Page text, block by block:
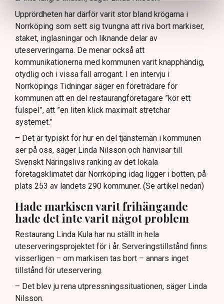
Upprördheten har därför varit stor bland krögarna i
Norrköping som sett sig tvungna att riva bort markiser,
staket, inglasningar och liknande delar av
uteserveringarna. De menar också att
kommunikationerna med kommunen varit knapphändig,
otydlig och i vissa fall arrogant. I en intervju i
Norrköpings Tidningar säger en företrädare för
kommunen att en del restaurangföretagare ”kör ett
fulspel”, att ”en liten klick maximalt stretchar
systemet.”
– Det är typiskt för hur en del tjänstemän i kommunen
ser på oss, säger Linda Nilsson och hänvisar till
Svenskt Näringslivs ranking av det lokala
företagsklimatet där Norrköping idag ligger i botten, på
plats 253 av landets 290 kommuner. (Se artikel nedan)
Hade markisen varit frihängande
hade det inte varit något problem
Restaurang Linda Kula har nu ställt in hela
uteserveringsprojektet för i år. Serveringstillstånd finns
visserligen – om markisen tas bort – annars inget
tillstånd för uteservering.
– Det blev ju rena utpressningssituationen, säger Linda
Nilsson.